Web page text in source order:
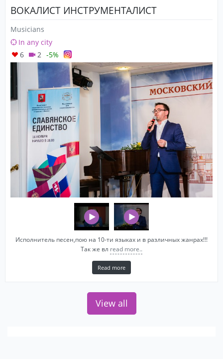
ВОКАЛИСТ ИНСТРУМЕНТАЛИСТ
Musicians
In any city
6
2 -5%
Исполнитель песен,пою на 10-ти языках и в различных жанрах!!!
Так же вл read more..
Read more
View all